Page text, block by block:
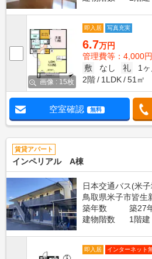
画像 : 15枚
即入居 写真充実
6.7万円
管理費等：4,000円
敷
なし 礼
1ヶ
2階
1LDK 51㎡
空室確認 無料
賃貸アパート
インペリアル A棟
日本交通バス(米
鳥取県米子市皆生
築年数
築27
建物階数
1階建
即入居 インターネット